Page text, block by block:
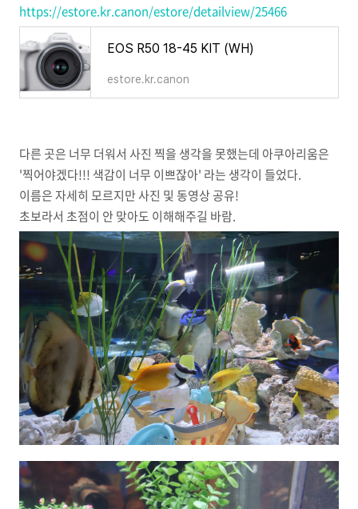
https://estore.kr.canon/estore/detailview/25466
EOS R50 18-45 KIT (WH)
estore.kr.canon
다른 곳은 너무 더워서 사진 찍을 생각을 못했는데 아쿠아리움은
'찍어야겠다!!! 색감이 너무 이쁘잖아' 라는 생각이 들었다.
이름은 자세히 모르지만 사진 및 동영상 공유!
초보라서 초점이 안 맞아도 이해해주길 바람.